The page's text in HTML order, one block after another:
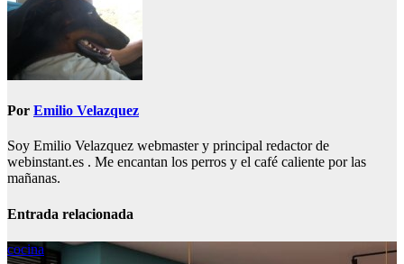
Por Emilio Velazquez
Soy Emilio Velazquez webmaster y principal redactor de
webinstant.es . Me encantan los perros y el café caliente por las
mañanas.
Entrada relacionada
cocina